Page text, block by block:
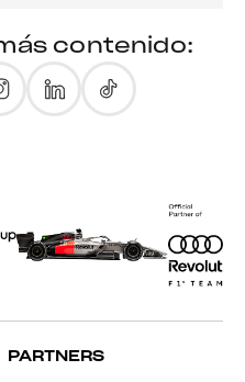
contenido:
PARTNERS